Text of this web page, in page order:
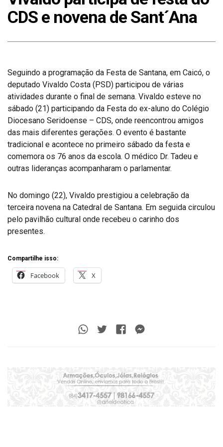
CDS e novena de Sant´Ana
Seguindo a programação da Festa de Santana, em Caicó, o
deputado Vivaldo Costa (PSD) participou de várias
atividades durante o final de semana. Vivaldo esteve no
sábado (21) participando da Festa do ex-aluno do Colégio
Diocesano Seridoense – CDS, onde reencontrou amigos
das mais diferentes gerações. O evento é bastante
tradicional e acontece no primeiro sábado da festa e
comemora os 76 anos da escola. O médico Dr. Tadeu e
outras lideranças acompanharam o parlamentar.
No domingo (22), Vivaldo prestigiou a celebração da
terceira novena na Catedral de Santana. Em seguida circulou
pelo pavilhão cultural onde recebeu o carinho dos
presentes.
Compartilhe isso:
Facebook X
Whatsapp
TwitterFacebook